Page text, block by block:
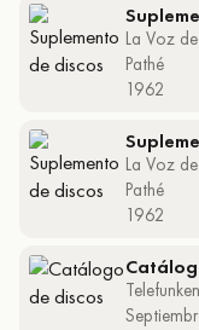
La Voz
Pathé
1962
La Voz
Pathé
1962